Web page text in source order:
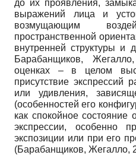
до их проявления,
выражений лица и
возмущающим
пространственной
внутренней структуры и
Барабанщиков,
оценках – в целом
присутствие экспрессий
или удивления,
(особенностей его
как спокойное
экспрессии, особенно
экспозиции или при его
(Барабанщиков, Жегалло,